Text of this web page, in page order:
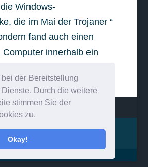
der Bereitstellung
Durch die weitere
stimmen Sie der
zu.
Okay!
Windows-
die im Mai der Trojaner “
fand auch einen
innerhalb ein